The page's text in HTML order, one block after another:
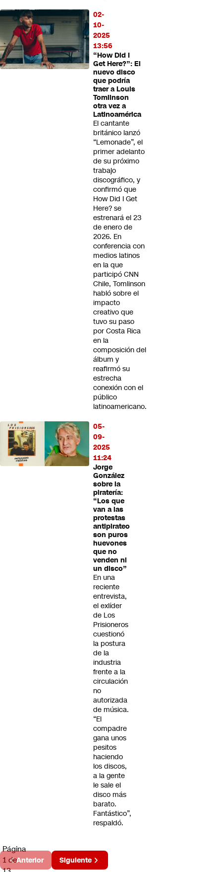
02-
10-
2025
13:56
“How Did I
Get Here?”: El
nuevo disco
que podría
traer a Louis
Tomlinson
otra vez a
Latinoamérica
El cantante
británico lanzó
“Lemonade”, el
primer adelanto
de su próximo
trabajo
discográfico, y
confirmó que
How Did I Get
Here? se
estrenará el 23
de enero de
2026. En
conferencia con
medios latinos
en la que
participó CNN
Chile, Tomlinson
habló sobre el
impacto
creativo que
tuvo su paso
por Costa Rica
en la
composición del
álbum y
reafirmó su
estrecha
conexión con el
público
latinoamericano.
05-
09-
2025
11:24
Jorge
González
sobre la
piratería:
“Los que
van a las
protestas
antipirateo
son puros
huevones
que no
venden ni
un disco”
En una
reciente
entrevista,
el exlíder
de Los
Prisioneros
cuestionó
la postura
de la
industria
frente a la
circulación
no
autorizada
de música.
“El
compadre
gana unos
pesitos
haciendo
los discos,
a la gente
le sale el
disco más
barato.
Fantástico”,
respaldó.
Página
1 deAnterior Siguiente